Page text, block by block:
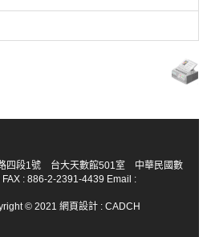
四段1號 台大天數館501室 中華民國數
: 886-2-2391-4439 Email :
© 2021 網頁設計 : CADCH